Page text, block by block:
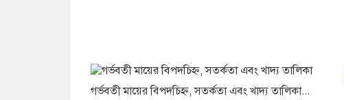
গর্ভবতী মায়ের বিপদচিহ্ন, সতর্কতা এবং খাদ্য তালিকা...